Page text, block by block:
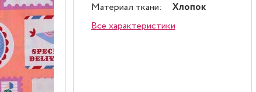
Материал ткани:
Хлопок
Все характеристики